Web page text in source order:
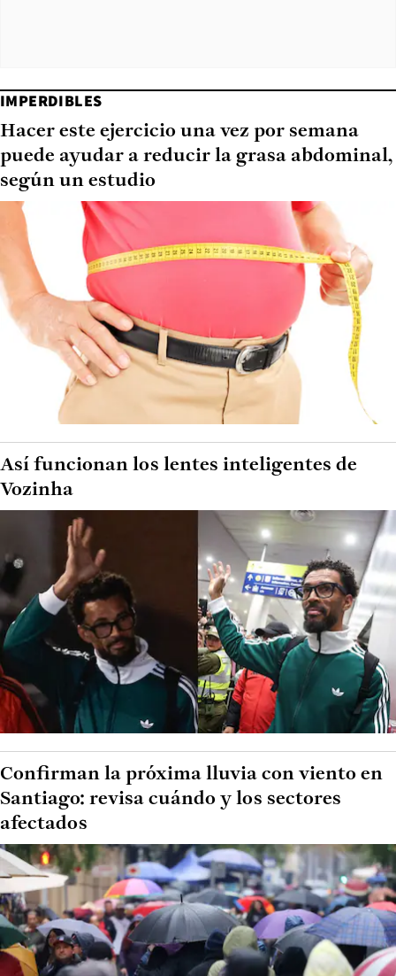
IMPERDIBLES
Hacer este ejercicio una vez por semana
puede ayudar a reducir la grasa abdominal,
según un estudio
Así funcionan los lentes inteligentes de
Vozinha
Confirman la próxima lluvia con viento en
Santiago: revisa cuándo y los sectores
afectados